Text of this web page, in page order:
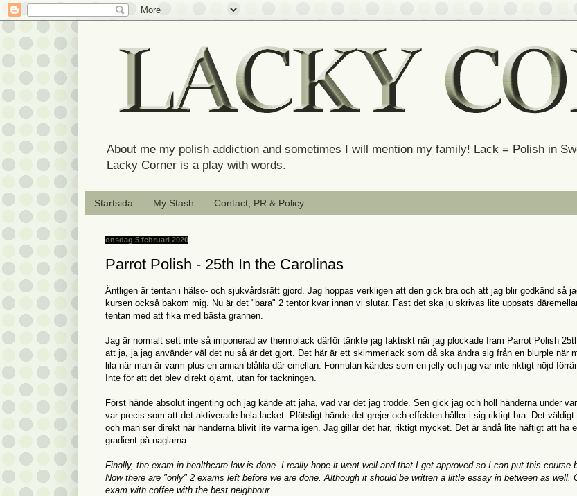
About me my polish addiction and sometimes I will mention my family! Lack = Polish in
Lacky Corner is a play with words.
Startsida My Stash Contact, PR & Policy
onsdag 5 februari 2020
Parrot Polish - 25th In the Carolinas
Äntligen är tentan i hälso- och sjukvårdsrätt gjord. Jag hoppas verkligen att den gick bra och att jag blir godkänd så
kursen också bakom mig. Nu är det "bara" 2 tentor kvar innan vi slutar. Fast det ska ju skrivas lite uppsats
tentan med att fika med bästa grannen.
Jag är normalt sett inte så imponerad av thermolack därför tänkte jag faktiskt när jag plockade fram Parrot Polish
att ja, ja jag använder väl det nu så är det gjort. Det här är ett skimmerlack som då ska ändra sig från en blurple när
lila när man är varm plus en annan blålila där emellan. Formulan kändes som en jelly och jag var inte riktigt nöjd
Inte för att det blev direkt ojämt, utan för täckningen.
Först hände absolut ingenting och jag kände att jaha, vad var det jag trodde. Sen gick jag och höll händerna under
var precis som att det aktiverade hela lacket. Plötsligt hände det grejer och effekten håller i sig riktigt bra. Det
och man ser direkt när händerna blivit lite varma igen. Jag gillar det här, riktigt mycket. Det är ändå lite häftigt att ha
gradient på naglarna.
Finally, the exam in healthcare law is done. I really hope it went well and that I get approved so I can put this course
Now there are "only" 2 exams left before we are done. Although it should be written a little essay in between as well.
exam with coffee with the best neighbour.